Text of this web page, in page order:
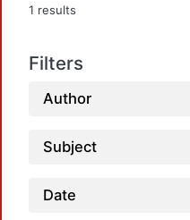
1 results
Filters
Author
Subject
Date